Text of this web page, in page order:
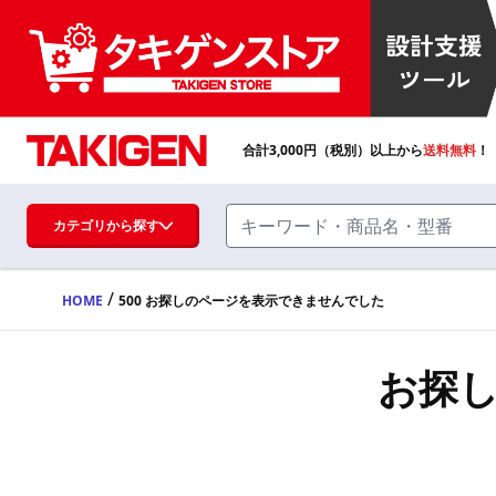
ハンドル・取手・つまみ・周辺機器
FA・A
合計3,000円（税別）以上から送料無料
カテゴリから探す
HOME / 500 お探しのページを表示できませんでした
お探